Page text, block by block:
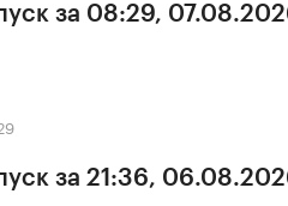
за 08:29,
за 21:36,